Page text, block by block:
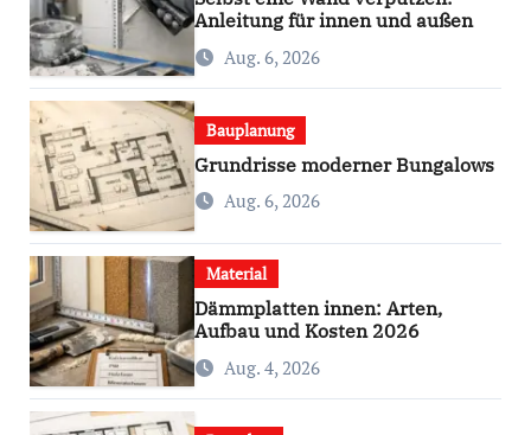
Anleitung für innen und außen
Aug. 6, 2026
Bauplanung
Grundrisse moderner Bungalows
Aug. 6, 2026
Material
Dämmplatten innen: Arten,
Aufbau und Kosten 2026
Aug. 4, 2026